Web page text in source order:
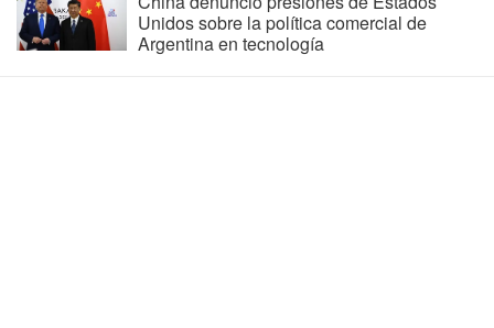
Unidos sobre la política comercial de
Argentina en tecnología